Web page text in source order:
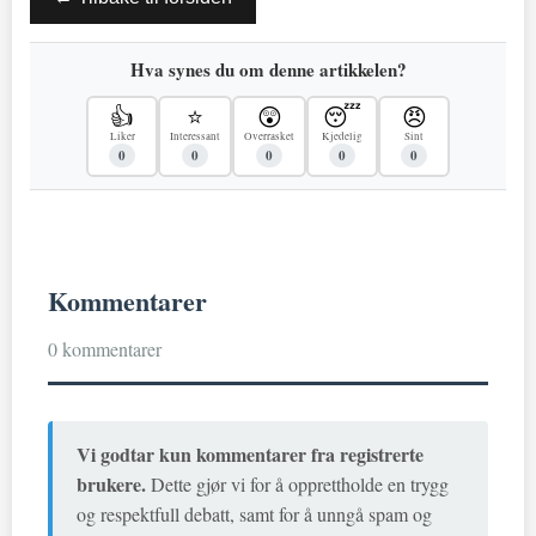
Hva synes du om denne artikkelen?
👍
Liker
0
⭐
Interessant
0
😲
Overrasket
0
😴
Kjedelig
0
😠
Sint
0
Kommentarer
0 kommentarer
Vi godtar kun kommentarer fra registrerte
brukere.Dette gjør vi for å opprettholde en trygg
og respektfull debatt, samt for å unngå spam og